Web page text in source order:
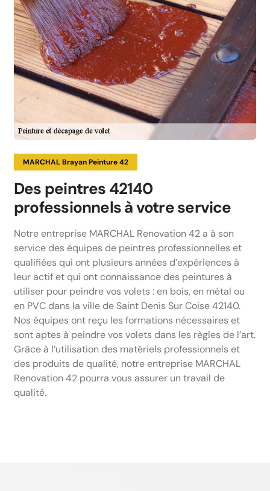
MARCHAL Brayan Peinture 42
Des peintres 42140
professionnels à votre service
Notre entreprise MARCHAL Renovation 42 a à son
service des équipes de peintres professionnelles et
qualifiées qui ont plusieurs années d’expériences à
leur actif et qui ont connaissance des peintures à
utiliser pour peindre vos volets : en bois, en métal ou
en PVC dans la ville de Saint Denis Sur Coise 42140.
Nos équipes ont reçu les formations nécessaires et
sont aptes à peindre vos volets dans les règles de l’art.
Grâce à l’utilisation des matériels professionnels et
des produits de qualité, notre entreprise MARCHAL
Renovation 42 pourra vous assurer un travail de
qualité.